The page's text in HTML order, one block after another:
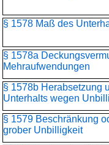
§ 1578 Maß des
§ 1578a
Mehraufwendungen
§ 1578b Herabsetzung
Unterhalts wegen
§ 1579 Beschränkung
grober Unbilligkeit